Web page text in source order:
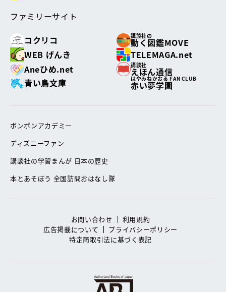
ファミリーサイト
コクリコ
講談社の
動く図鑑MOVE
WEB げんき
TELEMAGA.net
Aneひめ.net
講談社
えほん通信
青い鳥文庫
はやみねかおる FAN CLUB
赤い夢学園
ボンボンアカデミー
ディズニーファン
講談社の学習まんが 日本の歴史
本とあそぼう 全国訪問おはなし隊
お問い合わせ
利用規約
広告掲載について
プライバシーポリシー
特定商取引法に基づく表記